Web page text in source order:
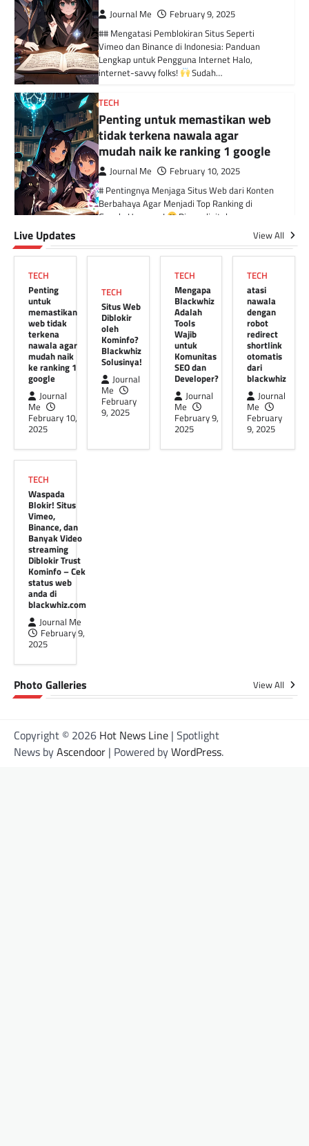
Journal Me February 9, 2025
## Mengatasi Pemblokiran Situs Seperti
Vimeo dan Binance di Indonesia: Panduan
Lengkap untuk Pengguna Internet Halo,
internet-savvy folks!
Sudah…
TECH
Penting untuk memastikan web
tidak terkena nawala agar
mudah naik ke ranking 1 google
Journal Me February 10, 2025
# Pentingnya Menjaga Situs Web dari Konten
Berbahaya Agar Menjadi Top Ranking di
Google Hey guys!
Di era digital…
TECH
Situs Web Diblokir oleh
Kominfo? Blackwhiz Solusinya!
Journal Me February 9, 2025
## Situs Web Diblokir oleh Kominfo? Ini Cara
Cek dan Solusinya! Belakangan ini, banyak
pengguna internet di Indonesia yang kaget…
TECH
Mengapa Blackwhiz Adalah
Tools Wajib untuk Komunitas
SEO dan Developer?
Live Updates View All
TECH
Penting
untuk
memastikan
web tidak
terkena
nawala agar
mudah naik
ke ranking 1
google
Journal
Me
February 10,
2025
TECH
Situs Web
Diblokir
oleh
Kominfo?
Blackwhiz
Solusinya!
Journal
Me
February
9, 2025
TECH
Mengapa
Blackwhiz
Adalah
Tools
Wajib
untuk
Komunitas
SEO dan
Developer?
Journal
Me
February 9,
2025
TECH
atasi
nawala
dengan
robot
redirect
shortlink
otomatis
dari
blackwhiz
Journal
Me
February
9, 2025
TECH
Waspada
Blokir! Situs
Vimeo,
Binance, dan
Banyak Video
streaming
Diblokir Trust
Kominfo – Cek
status web
anda di
blackwhiz.com
Journal Me
February 9,
2025
Photo Galleries View All
Copyright © 2026 Hot News Line | Spotlight
News byAscendoor | Powered byWordPress.